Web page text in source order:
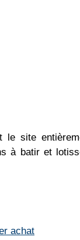
le site
à batir et
achat